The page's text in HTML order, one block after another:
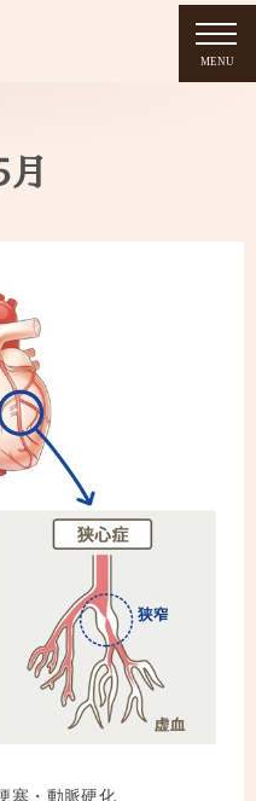
MENU
塞・動脈硬化